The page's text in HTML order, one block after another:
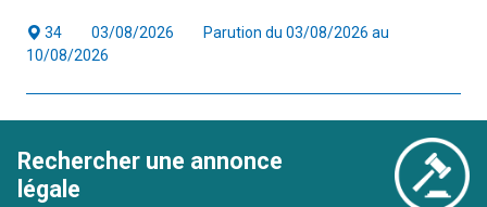
34 03/08/2026
Parution du 03/08/2026 au
10/08/2026
Rechercher une annonce
légale